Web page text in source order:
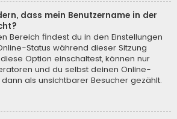
dass mein Benutzername in der
Bereich findest du in den Einstellungen
Status während dieser Sitzung
Option einschaltest, können nur
und du selbst deinen Online-
dann als unsichtbarer Besucher gezählt.